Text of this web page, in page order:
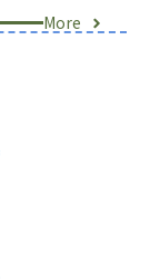
More